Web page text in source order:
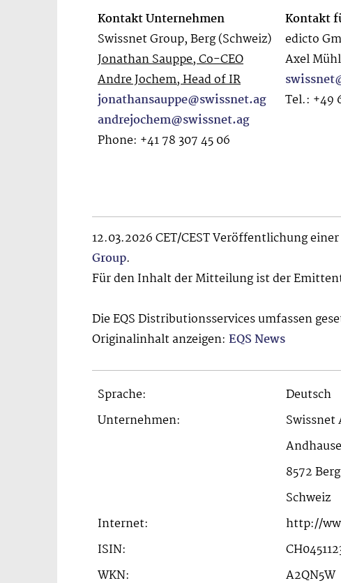
Kontakt Unternehmen
Swissnet Group, Berg (Schweiz)
Jonathan Sauppe, Co-CEO
Andre Jochem, Head of IR
jonathansauppe@swissnet.ag
andrejochem@swissnet.ag
Phone: +41 78 307 45 06
Kontakt
edicto
Axel
Tel.: +49
12.03.2026 CET/CEST Veröffentlichung
Group.
Für den Inhalt der Mitteilung ist der
Die EQS Distributionsservices umfassen
Originalinhalt anzeigen: EQS News
Sprache:
Deutsch
Unternehmen:
Swissnet
8572 Berg
Schweiz
Internet:
http://
ISIN:
WKN:
A2QN5W